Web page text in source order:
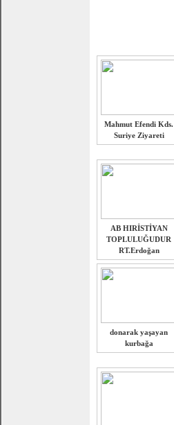
Mahmut Efendi Kds.
Suriye Ziyareti
AB HIRİSTİYAN
TOPLULUĞUDUR
RT.Erdoğan
donarak yaşayan
kurbağa